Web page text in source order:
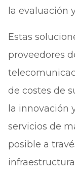
la evaluación
Estas
proveedores
de costes de
la innovación
servicios de
posible a